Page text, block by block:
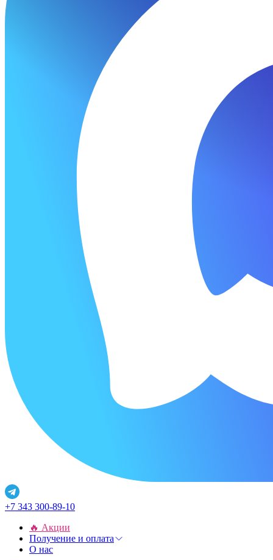
+7 343 300-89-10
🔥 Акции
Получение и оплата
О нас